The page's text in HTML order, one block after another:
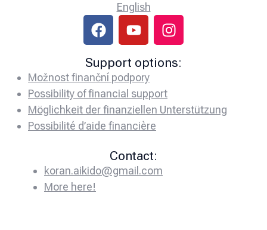
English
Support options:
Možnost finanční podpory
Possibility of financial support
Möglichkeit der finanziellen Unterstützung
Possibilité d’aide financière
Contact:
koran.aikido@gmail.com
More here!